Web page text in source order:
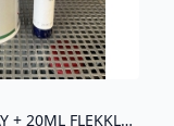
1K CROMAX SPRAY + 20ML FLEKKLAKK